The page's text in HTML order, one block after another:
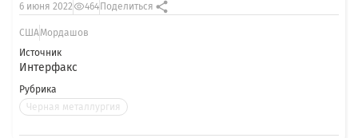
Источник
Интерфакс
Рубрика
Черная металлургия
6 июня 2022 464 Поделиться
СШАМордашов